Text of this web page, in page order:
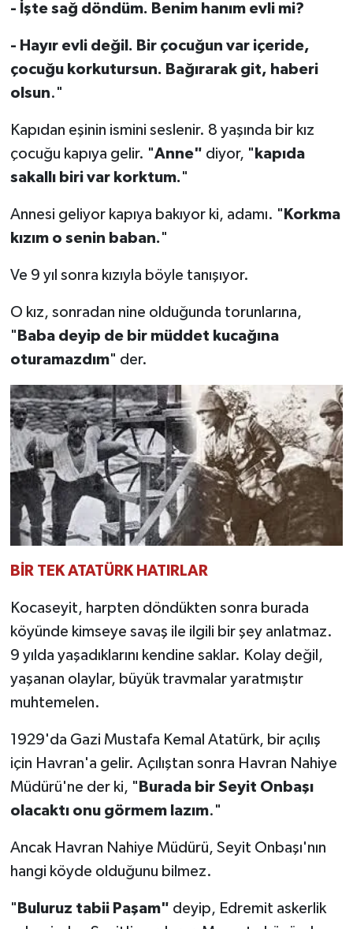
- İşte sağ döndüm. Benim hanım evli mi?
- Hayır evli değil. Bir çocuğun var içeride,
çocuğu korkutursun. Bağırarak git, haberi
olsun."
Kapıdan eşinin ismini seslenir. 8 yaşında bir kız
çocuğu kapıya gelir. "Anne" diyor, " kapıda
sakallı biri var korktum."
Annesi geliyor kapıya bakıyor ki, adamı. " Korkma
kızım o senin baban."
Ve 9 yıl sonra kızıyla böyle tanışıyor.
O kız, sonradan nine olduğunda torunlarına,
" Baba deyip de bir müddet kucağına
oturamazdım" der.
BİR TEK ATATÜRK HATIRLAR
Kocaseyit, harpten döndükten sonra burada
köyünde kimseye savaş ile ilgili bir şey anlatmaz.
9 yılda yaşadıklarını kendine saklar. Kolay değil,
yaşanan olaylar, büyük travmalar yaratmıştır
muhtemelen.
1929'da Gazi Mustafa Kemal Atatürk, bir açılış
için Havran'a gelir. Açılıştan sonra Havran Nahiye
Müdürü'ne der ki, " Burada bir Seyit Onbaşı
olacaktı onu görmem lazım."
Ancak Havran Nahiye Müdürü, Seyit Onbaşı'nın
hangi köyde olduğunu bilmez.
" Buluruz tabii Paşam" deyip, Edremit askerlik